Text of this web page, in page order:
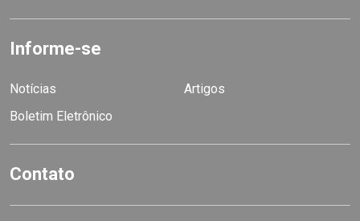
Informe-se
Notícias
Artigos
Boletim Eletrônico
Contato